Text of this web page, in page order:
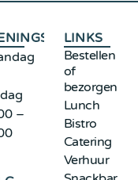
–
LINKS
Bestellen
of
bezorgen
Lunch
Bistro
Catering
Verhuur